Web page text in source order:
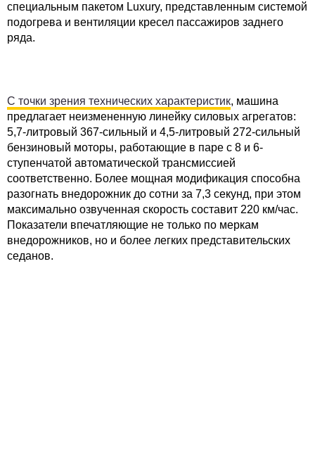
специальным пакетом Luxury, представленным системой
подогрева и вентиляции кресел пассажиров заднего
ряда.
С точки зрения технических характеристик, машина
предлагает неизмененную линейку силовых агрегатов:
5,7-литровый 367-сильный и 4,5-литровый 272-сильный
бензиновый моторы, работающие в паре с 8 и 6-
ступенчатой автоматической трансмиссией
соответственно. Более мощная модификация способна
разогнать внедорожник до сотни за 7,3 секунд, при этом
максимально озвученная скорость составит 220 км/час.
Показатели впечатляющие не только по меркам
внедорожников, но и более легких представительских
седанов.